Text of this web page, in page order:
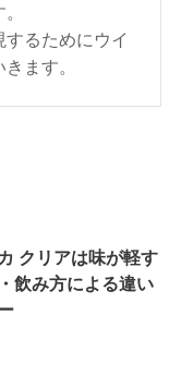
るためにウイ
ます。
クリアは味が軽す
飲み方による違い